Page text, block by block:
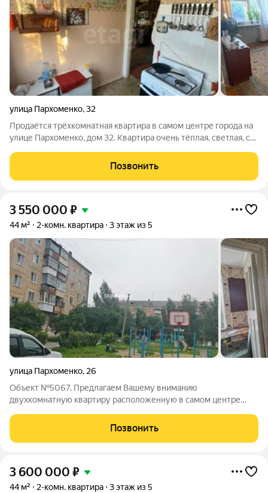
улица Пархоменко,32
Продаётся трёхкомнатная квартира в самом центре города на
улице Пархоменко, дом 32. Квартира очень тёплая, светлая, с
балкон застеклён. Установлены счётчики на холодную и
горячую воду, санузел
Позвонить
3 550 000 ₽
44 м² 2-комн. квартира 3 этаж из 5
улица Пархоменко, 26
Объект №5067. Предлагаем Вашему вниманию
двухкомнатную квартиру расположенную в самом центре
середине дома, очень тёплая. Состояние- косметический
ремонт, окна ПВХ, балкон остеклен. Хорошее
Позвонить
3 600 000 ₽
44 м² 2-комн. квартира 3 этаж из 5